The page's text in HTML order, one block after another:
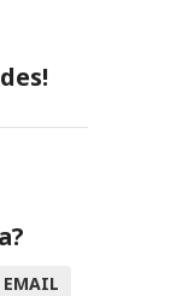
EMAIL